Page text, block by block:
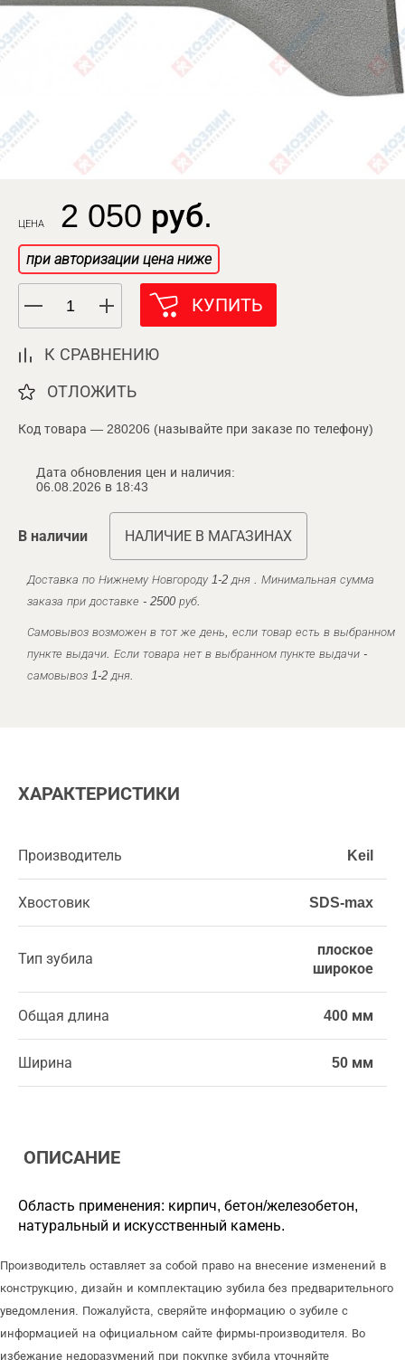
ЦЕНА 2 050 руб.
при авторизации цена ниже
КУПИТЬ
К СРАВНЕНИЮ
ОТЛОЖИТЬ
Код товара — 280206 (называйте при заказе по телефону)
Дата обновления цен и наличия:
06.08.2026 в 18:43
В наличии НАЛИЧИЕ В МАГАЗИНАХ
Доставка по Нижнему Новгороду 1-2 дня . Минимальная сумма
заказа при доставке - 2500 руб.
Самовывоз возможен в тот же день, если товар есть в выбранном
пункте выдачи. Если товара нет в выбранном пункте выдачи -
самовывоз 1-2 дня.
ХАРАКТЕРИСТИКИ
Производитель Keil
Хвостовик SDS-max
Тип зубила
плоское
широкое
Общая длина 400 мм
Ширина 50 мм
ОПИСАНИЕ
Область применения: кирпич, бетон/железобетон,
натуральный и искусственный камень.
Производитель оставляет за собой право на внесение изменений в
конструкцию, дизайн и комплектацию зубила без предварительного
уведомления. Пожалуйста, сверяйте информацию о зубиле с
информацией на официальном сайте фирмы-производителя. Во
избежание недоразумений при покупке зубила уточняйте